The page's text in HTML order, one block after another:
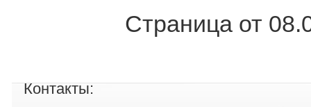
Страница от
Контакты: